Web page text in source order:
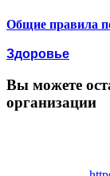
Общие правила
Здоровье
Вы можете
организации